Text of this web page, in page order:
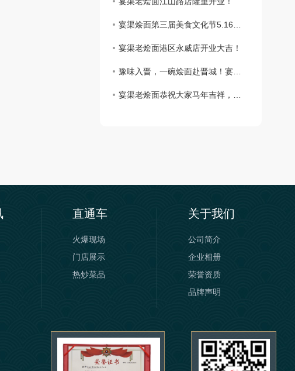
宴渠烩面第三届美食文化节5.16号金桂街隆重举办！
宴渠老烩面港区永威店开业大吉！
豫味入晋，一碗烩面赴晋城！宴渠老烩面山西晋城店盛大开业
宴渠老烩面恭祝大家马年吉祥，万事顺遂，阖家幸福
直通车
火爆现场
门店展示
热炒菜品
关于我们
公司简介
企业相册
荣誉资质
品牌声明